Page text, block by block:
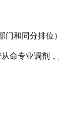
和同分排位
命专业调剂